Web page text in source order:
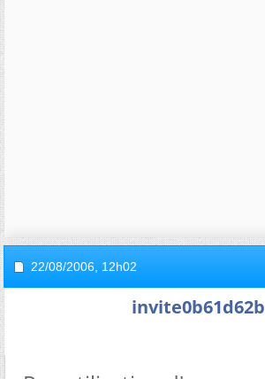
22/08/2006, 12h02
invite0b61d62b